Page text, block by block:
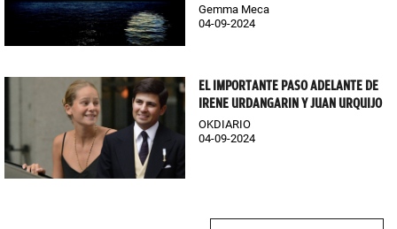
Gemma Meca
04-09-2024
EL IMPORTANTE PASO ADELANTE DE
IRENE URDANGARIN Y JUAN URQUIJO
OKDIARIO
04-09-2024